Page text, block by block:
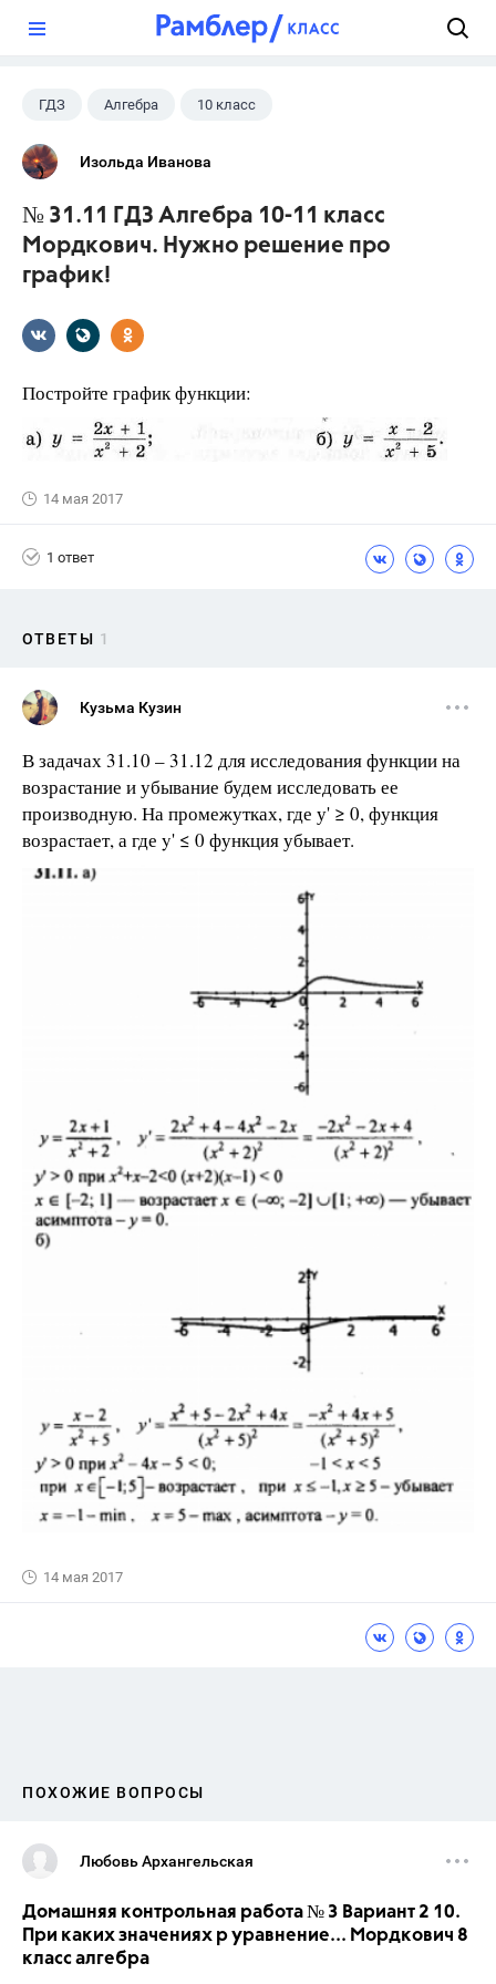
ГДЗ Алгебра 10 класс
11 класс
Изольда Иванова
№ 31.11 ГДЗ Алгебра 10-11 класс
Мордкович. Нужно решение про
график!
Постройте график функции:
14 мая 2017
1 ответ
ОТВЕТЫ 1
Кузьма Кузин
В задачах 31.10 – 31.12 для исследования функции на
возрастание и убывание будем исследовать ее
производную. На промежутках, где у' ≥ 0, функция
возрастает, а где y' ≤ 0 функция убывает.
14 мая 2017
ПОХОЖИЕ ВОПРОСЫ
Любовь Архангельская
Домашняя контрольная работа № 3 Вариант 2 10.
При каких значениях р уравнение... Мордкович 8
класс алгебра